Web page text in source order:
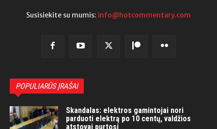
Susisiekite su mumis: info@hotcommentary.com
POPULIARŪS ĮRAŠAI
Skandalas: elektros gamintojai nori
parduoti elektrą po 10 centų, valdžios
atstovai purtosi